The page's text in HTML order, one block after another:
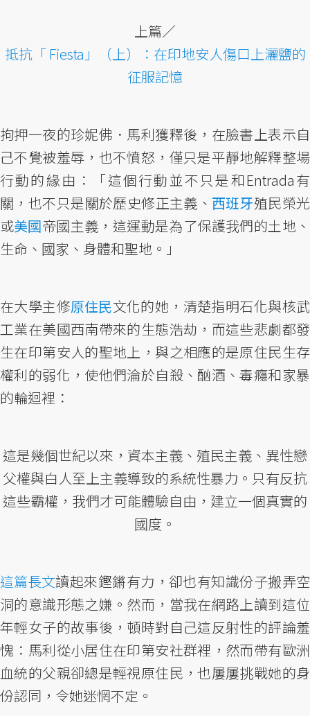
上篇／
抵抗「 Fiesta」（上）：在印地安人傷口上灑鹽的
征服記憶
拘押一夜的珍妮佛．馬利獲釋後，在臉書上表示自
己不覺被羞辱，也不憤怒，僅只是平靜地解釋整場
行動的緣由：「這個行動並不只是和Entrada有
關，也不只是關於歷史修正主義、 西班牙殖民榮光
或美國帝國主義，這運動是為了保護我們的土地、
生命、國家、身體和聖地。」
在大學主修原住民文化的她，清楚指明石化與核武
工業在美國西南帶來的生態浩劫，而這些悲劇都發
生在印第安人的聖地上，與之相應的是原住民生存
權利的弱化，使他們淪於自殺、酗酒、毒癮和家暴
的輪迴裡：
這是幾個世紀以來，資本主義、殖民主義、異性戀
父權與白人至上主義導致的系統性暴力。只有反抗
這些霸權，我們才可能體驗自由，建立一個真實的
國度。
這篇長文讀起來鏗鏘有力，卻也有知識份子搬弄空
洞的意識形態之嫌。然而，當我在網路上讀到這位
年輕女子的故事後，頓時對自己這反射性的評論羞
愧：馬利從小居住在印第安社群裡，然而帶有歐洲
血統的父親卻總是輕視原住民，也屢屢挑戰她的身
份認同，令她迷惘不定。